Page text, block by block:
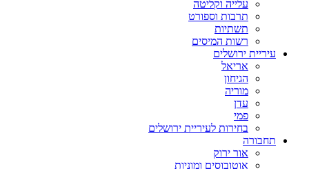
עלייה וקליטה
תרבות וספורט
תשתיות
רשות המיסים
עיריית ירושלים
אריאל
הגיחון
מוריה
עדן
פמי
בחירות לעיריית ירושלים
תחבורה
אור ירוק
אוטובוסים ומוניות